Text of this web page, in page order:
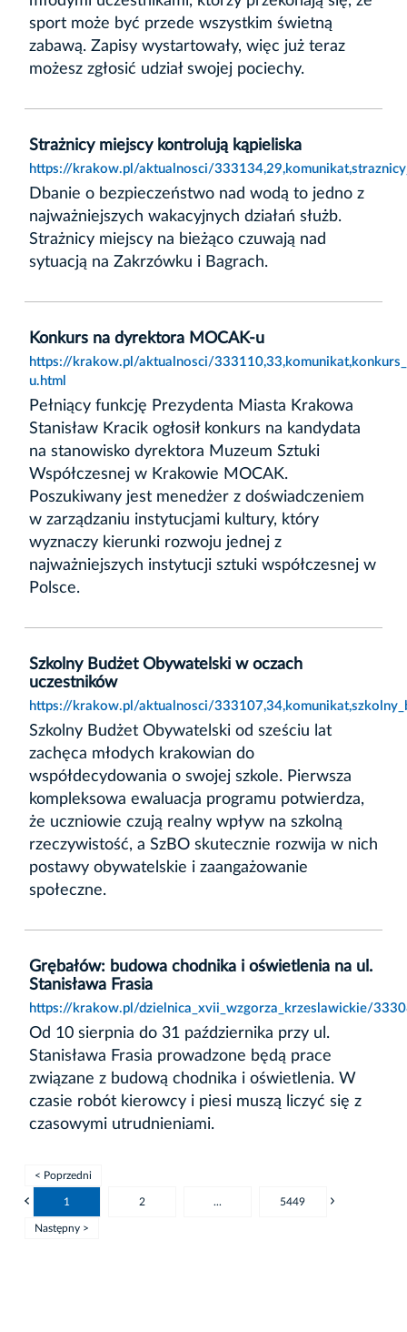
sport może być przede wszystkim świetną
zabawą. Zapisy wystartowały, więc już teraz
możesz zgłosić udział swojej pociechy.
Strażnicy miejscy kontrolują kąpieliska
https://krakow.pl/aktualnosci/
Dbanie o bezpieczeństwo nad wodą to jedno z
najważniejszych wakacyjnych działań służb.
Strażnicy miejscy na bieżąco czuwają nad
sytuacją na Zakrzówku i Bagrach.
Konkurs na dyrektora MOCAK-u
https://krakow.pl/aktualnosci/
u.html
Pełniący funkcję Prezydenta Miasta Krakowa
Stanisław Kracik ogłosił konkurs na kandydata
na stanowisko dyrektora Muzeum Sztuki
Współczesnej w Krakowie MOCAK.
Poszukiwany jest menedżer z doświadczeniem
w zarządzaniu instytucjami kultury, który
wyznaczy kierunki rozwoju jednej z
najważniejszych instytucji sztuki współczesnej w
Polsce.
Szkolny Budżet Obywatelski w oczach
uczestników
https://krakow.pl/aktualnosci/
Szkolny Budżet Obywatelski od sześciu lat
zachęca młodych krakowian do
współdecydowania o swojej szkole. Pierwsza
kompleksowa ewaluacja programu potwierdza,
że uczniowie czują realny wpływ na szkolną
rzeczywistość, a SzBO skutecznie rozwija w nich
postawy obywatelskie i zaangażowanie
społeczne.
Grębałów: budowa chodnika i oświetlenia na ul.
Stanisława Frasia
https://krakow.pl/dzielnica_xvii_wzgorza_krzeslawickie/
Od 10 sierpnia do 31 października przy ul.
Stanisława Frasia prowadzone będą prace
związane z budową chodnika i oświetlenia. W
czasie robót kierowcy i piesi muszą liczyć się z
czasowymi utrudnieniami.
< Poprzedni
1 2 ... 5449
Następny >